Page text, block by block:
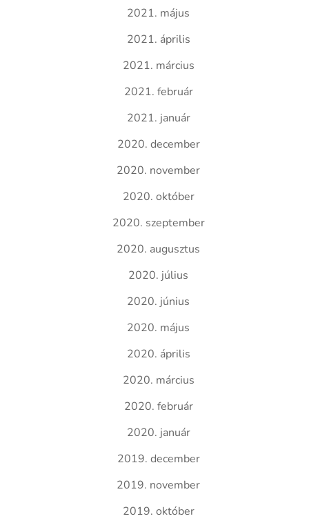
2021. május
2021. április
2021. március
2021. február
2021. január
2020. december
2020. november
2020. október
2020. szeptember
2020. augusztus
2020. július
2020. június
2020. május
2020. április
2020. március
2020. február
2020. január
2019. december
2019. november
2019. október